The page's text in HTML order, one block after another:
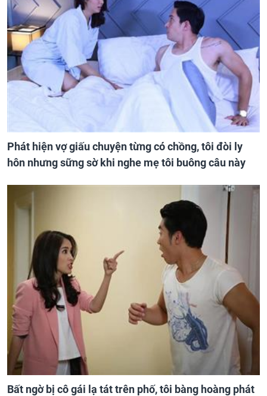
Phát hiện vợ giấu chuyện từng có chồng, tôi đòi ly
hôn nhưng sững sờ khi nghe mẹ tôi buông câu này
Bất ngờ bị cô gái lạ tát trên phố, tôi bàng hoàng phát